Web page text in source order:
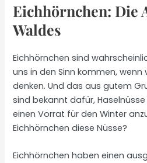
Eichhörnchen: Die
Waldes
Eichhörnchen sind
uns in den Sinn kommen, wenn
denken. Und das aus gutem
sind bekannt dafür,
einen Vorrat für den Winter
Eichhörnchen diese Nüsse?
Eichhörnchen haben einen